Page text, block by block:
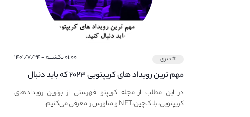
#خبری ۰۱:۰۰ یکشنبه - ۱۴۰۱/۷/۲۴
مهم ترین رویداد های کریپتویی ۲۰۲۳ که باید دنبال
کنید – معرفی بهترین رویداد های جهانی
در این مطلب از مجله کریپتو فهرستی از برترین رویدادهای
کریپتویی، بلاک‌چین،NFT و متاورس را معرفی می‌کنیم.